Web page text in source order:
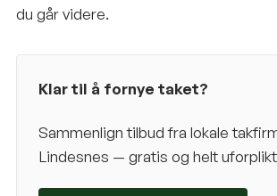
du går videre.
Klar til å fornye taket?
Sammenlign tilbud fra lokale
Lindesnes — gratis og helt